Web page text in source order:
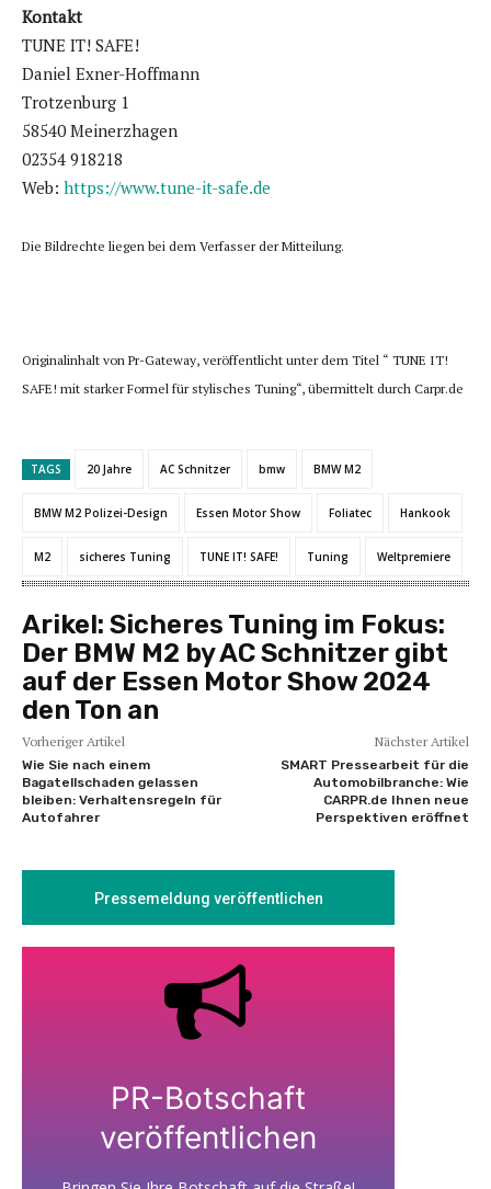
Kontakt
TUNE IT! SAFE!
Daniel Exner-Hoffmann
Trotzenburg 1
58540 Meinerzhagen
02354 918218
Web: https://www.tune-it-safe.de
Die Bildrechte liegen bei dem Verfasser der Mitteilung.
Originalinhalt von Pr-Gateway, veröffentlicht unter dem Titel “ TUNE IT!
SAFE! mit starker Formel für stylisches Tuning“, übermittelt durch Carpr.de
TAGS 20 Jahre AC Schnitzer bmw BMW M2
BMW M2 Polizei-Design Essen Motor Show Foliatec Hankook
M2 sicheres Tuning TUNE IT! SAFE! Tuning Weltpremiere
Arikel: Sicheres Tuning im Fokus:
Der BMW M2 by AC Schnitzer gibt
auf der Essen Motor Show 2024
den Ton an
Vorheriger Artikel
Wie Sie nach einem
Bagatellschaden gelassen
bleiben: Verhaltensregeln für
Autofahrer
Nächster Artikel
SMART Pressearbeit für die
Automobilbranche: Wie
CARPR.de Ihnen neue
Perspektiven eröffnet
Pressemeldung veröffentlichen
PR-Botschaft
veröffentlichen